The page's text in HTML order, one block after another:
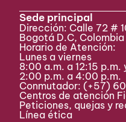
Sede principal
Dirección: Calle 72 #
Bogotá D.C, Colombia
Horario de Atención:
Lunes a viernes
8:00 a.m. a 12:15 p.m.
2:00 p.m. a 4:00 p.m.
Conmutador: (+57)
Centros de atención
Peticiones, quejas y
Línea ética